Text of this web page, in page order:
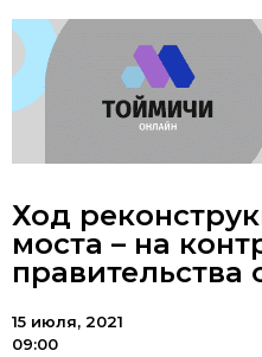
Ход
моста – на
правительства
15 июля, 2021
09:00